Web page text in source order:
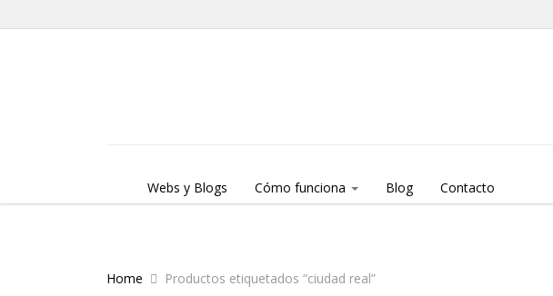
Menu
Webs y Blogs
Cómo funciona Blog Contacto
Home Productos etiquetados “ciudad real”